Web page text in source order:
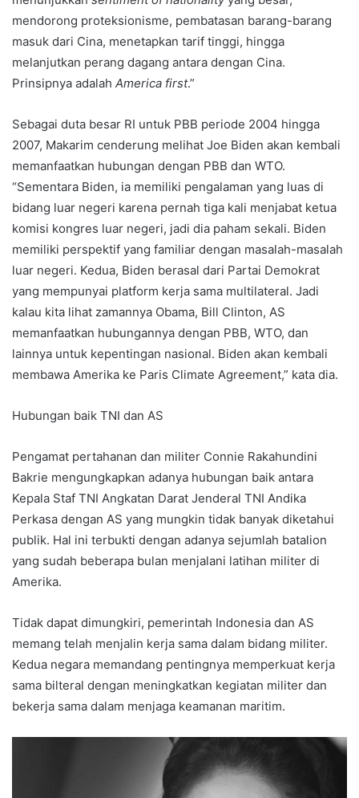
mendorong proteksionisme, pembatasan barang-barang
masuk dari Cina, menetapkan tarif tinggi, hingga
melanjutkan perang dagang antara dengan Cina.
Prinsipnya adalah America first.”
Sebagai duta besar RI untuk PBB periode 2004 hingga
2007, Makarim cenderung melihat Joe Biden akan kembali
memanfaatkan hubungan dengan PBB dan WTO.
“Sementara Biden, ia memiliki pengalaman yang luas di
bidang luar negeri karena pernah tiga kali menjabat ketua
komisi kongres luar negeri, jadi dia paham sekali. Biden
memiliki perspektif yang familiar dengan masalah-masalah
luar negeri. Kedua, Biden berasal dari Partai Demokrat
yang mempunyai platform kerja sama multilateral. Jadi
kalau kita lihat zamannya Obama, Bill Clinton, AS
memanfaatkan hubungannya dengan PBB, WTO, dan
lainnya untuk kepentingan nasional. Biden akan kembali
membawa Amerika ke Paris Climate Agreement,” kata dia.
Hubungan baik TNI dan AS
Pengamat pertahanan dan militer Connie Rakahundini
Bakrie mengungkapkan adanya hubungan baik antara
Kepala Staf TNI Angkatan Darat Jenderal TNI Andika
Perkasa dengan AS yang mungkin tidak banyak diketahui
publik. Hal ini terbukti dengan adanya sejumlah batalion
yang sudah beberapa bulan menjalani latihan militer di
Amerika.
Tidak dapat dimungkiri, pemerintah Indonesia dan AS
memang telah menjalin kerja sama dalam bidang militer.
Kedua negara memandang pentingnya memperkuat kerja
sama bilteral dengan meningkatkan kegiatan militer dan
bekerja sama dalam menjaga keamanan maritim.